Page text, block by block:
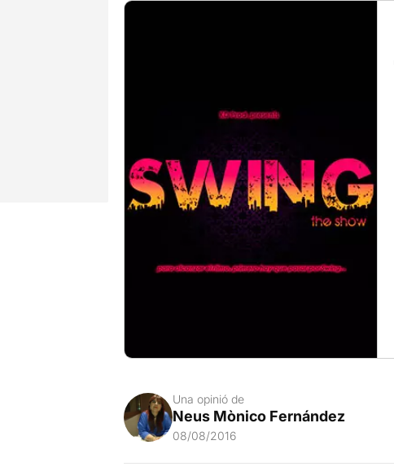
Una opinió de
Neus Mònico Fernández
08/08/2016